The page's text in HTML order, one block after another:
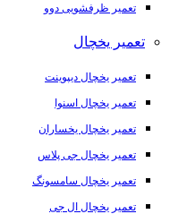
تعمیر ظرفشویی دوو
تعمیر یخچال
تعمیر یخچال دیپوینت
تعمیر یخچال اسنوا
تعمیر یخچال یخساران
تعمیر یخچال جی پلاس
تعمیر یخچال سامسونگ
تعمیر یخچال ال جی